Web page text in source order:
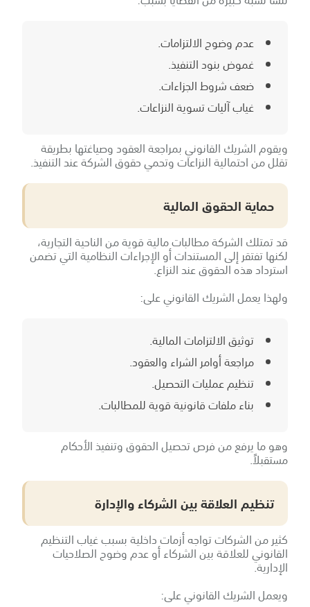
عدم وضوح الالتزامات.
غموض بنود التنفيذ.
ضعف شروط الجزاءات.
غياب آليات تسوية النزاعات.
ويقوم الشريك القانوني بمراجعة العقود وصياغتها بطريقة
تقلل من احتمالية النزاعات وتحمي حقوق الشركة عند التنفيذ.
حماية الحقوق المالية
قد تمتلك الشركة مطالبات مالية قوية من الناحية التجارية،
لكنها تفتقر إلى المستندات أو الإجراءات النظامية التي تضمن
استرداد هذه الحقوق عند النزاع.
ولهذا يعمل الشريك القانوني على:
توثيق الالتزامات المالية.
مراجعة أوامر الشراء والعقود.
تنظيم عمليات التحصيل.
بناء ملفات قانونية قوية للمطالبات.
وهو ما يرفع من فرص تحصيل الحقوق وتنفيذ الأحكام
مستقبلاً.
تنظيم العلاقة بين الشركاء والإدارة
كثير من الشركات تواجه أزمات داخلية بسبب غياب التنظيم
القانوني للعلاقة بين الشركاء أو عدم وضوح الصلاحيات
الإدارية.
ويعمل الشريك القانوني على: